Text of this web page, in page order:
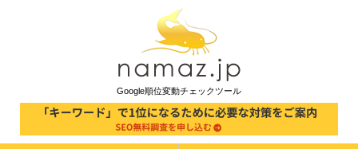
Google順位変動チェックツール